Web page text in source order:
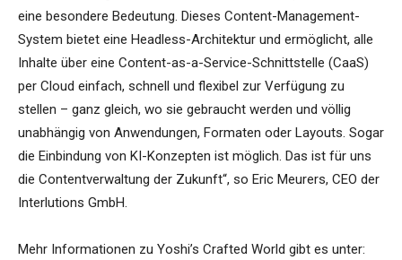
eine besondere Bedeutung. Dieses Content-Management-
System bietet eine Headless-Architektur und ermöglicht, alle
Inhalte über eine Content-as-a-Service-Schnittstelle (CaaS)
per Cloud einfach, schnell und flexibel zur Verfügung zu
stellen – ganz gleich, wo sie gebraucht werden und völlig
unabhängig von Anwendungen, Formaten oder Layouts. Sogar
die Einbindung von KI-Konzepten ist möglich. Das ist für uns
die Contentverwaltung der Zukunft“, so Eric Meurers, CEO der
Interlutions GmbH.
Mehr Informationen zu Yoshi’s Crafted World gibt es unter: